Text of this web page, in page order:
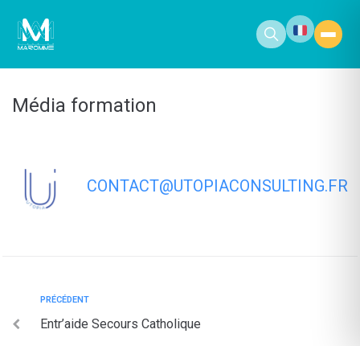
principal
Média formation
CONTACT@UTOPIACONSULTING.FR
PRÉCÉDENT
Entr’aide Secours Catholique